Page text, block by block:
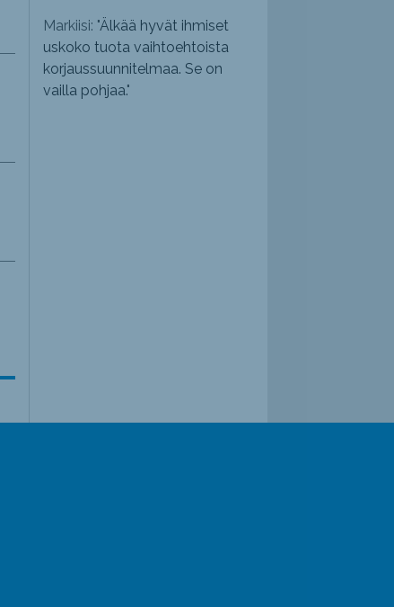
Markiisi: "Älkää hyvät ihmiset
uskoko tuota vaihtoehtoista
korjaussuunnitelmaa. Se on
vailla pohjaa."